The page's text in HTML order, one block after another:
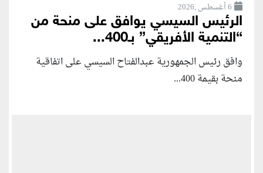
6 أغسطس ,2026
الرئيس السيسي يوافق على منحة من
“التنمية الأفريقي” بـ400...
وافق رئيس الجمهورية عبدالفتاح السيسي على اتفاقية
منحة بقيمة 400...